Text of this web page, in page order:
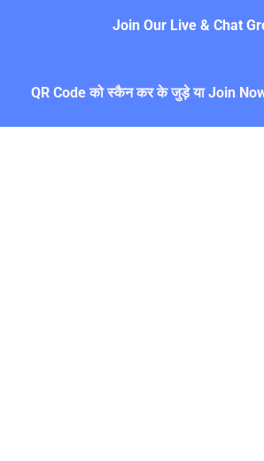
Join Our Live & Chat
QR Code को स्कैन कर के जुड़े या Join